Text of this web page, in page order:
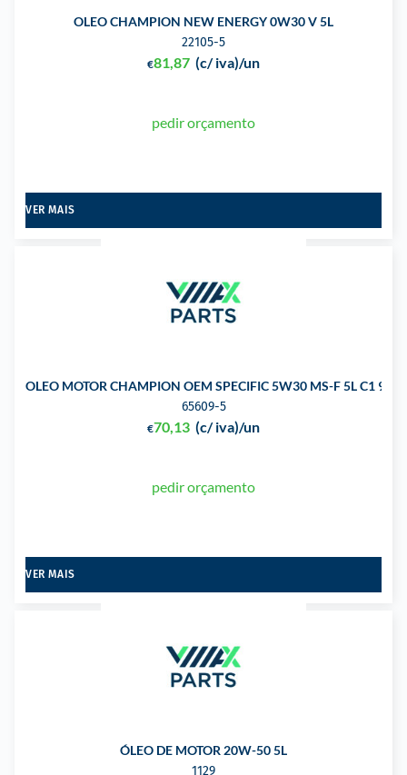
OLEO CHAMPION NEW ENERGY 0W30 V 5L
22105-5
€81,87 (c/ iva)/un
pedir orçamento
VER MAIS
OLEO MOTOR CHAMPION OEM SPECIFIC 5W30 MS-F 5L C1 913-
65609-5
€70,13 (c/ iva)/un
pedir orçamento
VER MAIS
ÓLEO DE MOTOR 20W-50 5L
1129